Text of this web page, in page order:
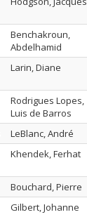
Benchakroun,
Abdelhamid
Larin, Diane
Rodrigues Lopes,
Luis de Barros
LeBlanc, André
Khendek, Ferhat
Bouchard, Pierre
Gilbert, Johanne